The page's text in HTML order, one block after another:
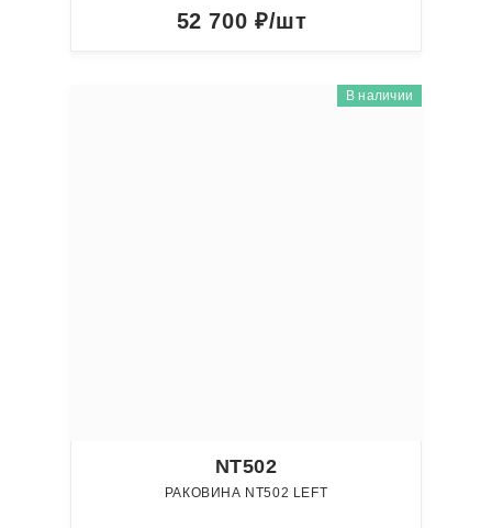
52 700 ₽/шт
В наличии
NT502
РАКОВИНА NT502 LEFT